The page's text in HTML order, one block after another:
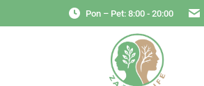
Pon – Pet: 8:00 - 20:00